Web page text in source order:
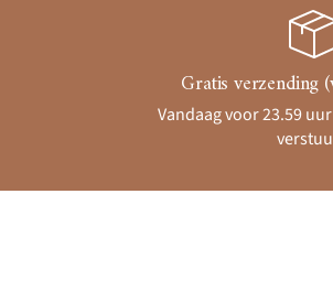
Gratis verzending
Vandaag voor 23.59